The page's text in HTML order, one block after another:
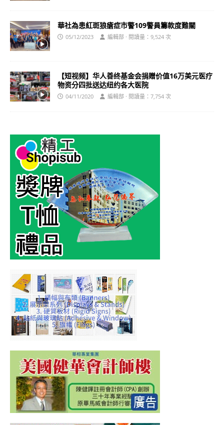
華社為患紅斑狼瘡症市警109警員籌款度難關
05/12/2023 編輯部 · 閱讀量：9,524 次
【短视频】华人善终基金会捐赠价值16万美元医疗
物资分四批送达纽约各大医院
04/11/2020 編輯部 · 閱讀量：7,754 次